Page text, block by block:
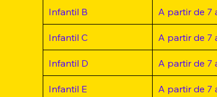
Infantil B A partir de 7
Infantil C A partir de 7
Infantil D A partir de 7
Infantil E A partir de 7